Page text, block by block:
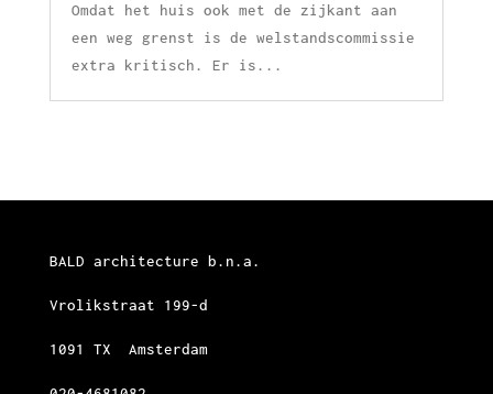
Omdat het huis ook met de zijkant aan
een weg grenst is de welstandscommissie
extra kritisch. Er is...
BALD architecture b.n.a.
Vrolikstraat 199-d
1091 TX Amsterdam